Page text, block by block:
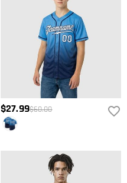
$27.99$60.00